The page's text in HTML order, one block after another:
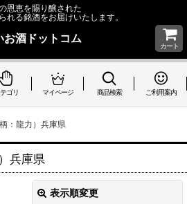
恩恵を賜り醸された
れる銘酒をお届けいたします。
お酒ドットコム
カート
ゴリ マイページ 商品検索 ご利用案内
：龍力）兵庫県
兵庫県
表示順変更